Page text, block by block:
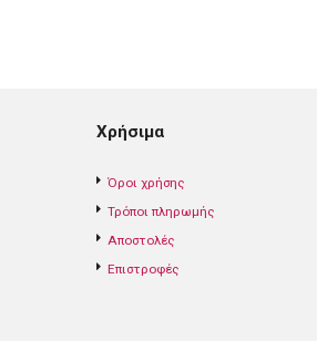
Χρήσιμα
Όροι χρήσης
Τρόποι πληρωμής
Αποστολές
Επιστροφές